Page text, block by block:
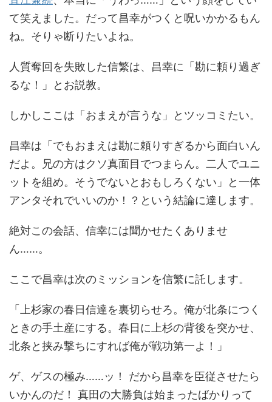
て笑えました。だって昌幸がつくと呪いかかるもん
ね。そりゃ断りたいよね。
人質奪回を失敗した信繁は、昌幸に「勘に頼り過ぎ
るな！」とお説教。
しかしここは「おまえが言うな」とツッコミたい。
昌幸は「でもおまえは勘に頼りすぎるから面白いん
だよ。兄の方はクソ真面目でつまらん。二人でユニ
ットを組め。そうでないとおもしろくない」と一体
アンタそれでいいのか！？という結論に達します。
絶対この会話、信幸には聞かせたくありませ
ん……。
ここで昌幸は次のミッションを信繁に託します。
「上杉家の春日信達を裏切らせろ。俺が北条につく
ときの手土産にする。春日に上杉の背後を突かせ、
北条と挟み撃ちにすれば俺が戦功第一よ！」
ゲ、ゲスの極み……ッ！ だから昌幸を臣従させたら
いかんのだ！ 真田の大勝負は始まったばかりって